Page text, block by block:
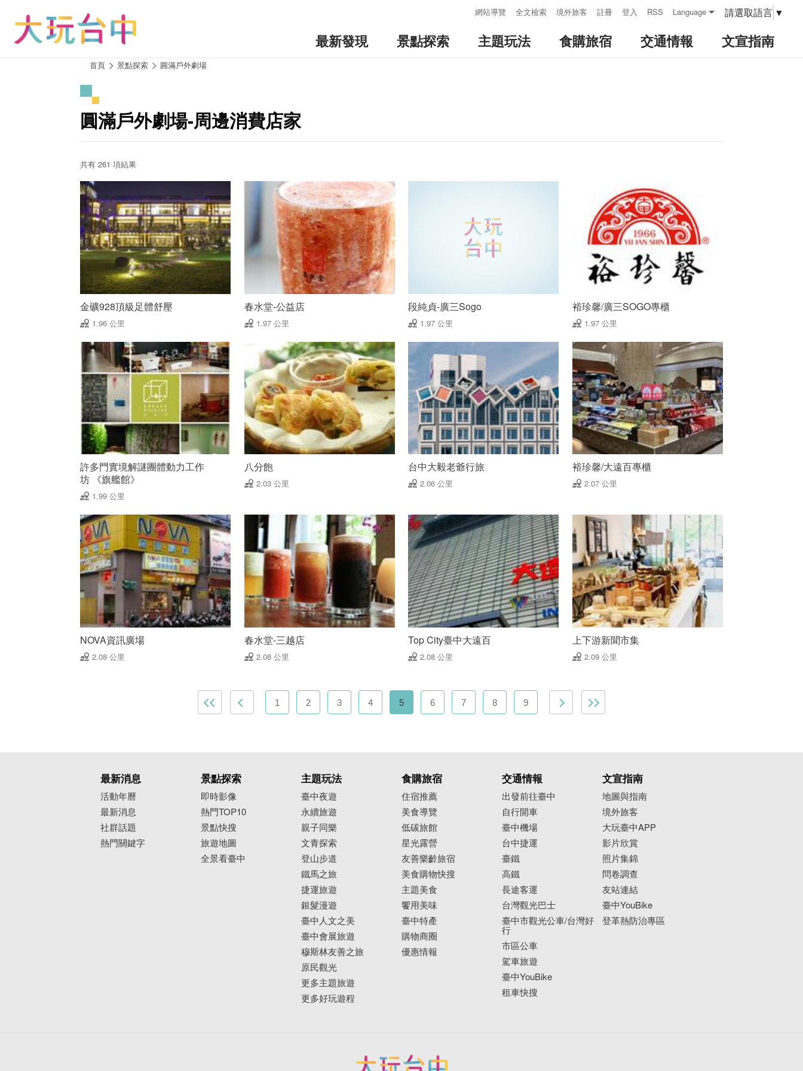
網站導覽 全文檢索 境外旅客 註冊 登入 RSS Language 請選取語言 ▼
最新發現 景點探索 主題玩法 食購旅宿 交通情報 文宣指南
首頁 景點探索 圓滿戶外劇場
圓滿戶外劇場-周邊消費店家
共有 261 項結果
金礦928頂級足體舒壓
1.96 公里
春水堂-公益店
1.97 公里
段純貞-廣三Sogo
1.97 公里
裕珍馨/廣三SOGO專櫃
1.97 公里
許多門實境解謎團體動力工作
坊 《旗艦館》
1.99 公里
八分飽
2.03 公里
台中大毅老爺行旅
2.06 公里
裕珍馨/大遠百專櫃
2.07 公里
NOVA資訊廣場
2.08 公里
春水堂-三越店
2.08 公里
Top City臺中大遠百
2.08 公里
上下游新聞市集
2.09 公里
1 2 3 4 5 6 7 8 9
最新消息
活動年曆
最新消息
社群話題
熱門關鍵字
景點探索
即時影像
熱門TOP10
景點快搜
旅遊地圖
全景看臺中
主題玩法
臺中夜遊
永續旅遊
親子同樂
文青探索
登山步道
鐵馬之旅
捷運旅遊
銀髮漫遊
臺中人文之美
臺中會展旅遊
穆斯林友善之旅
原民觀光
更多主題旅遊
更多好玩遊程
食購旅宿
住宿推薦
美食導覽
低碳旅館
星光露營
友善樂齡旅宿
美食購物快搜
主題美食
饗用美味
臺中特產
購物商圈
優惠情報
交通情報
出發前往臺中
自行開車
臺中機場
台中捷運
臺鐵
高鐵
長途客運
台灣觀光巴士
臺中市觀光公車/台灣好
行
市區公車
駕車旅遊
臺中YouBike
租車快搜
文宣指南
地圖與指南
境外旅客
大玩臺中APP
影片欣賞
照片集錦
問卷調查
友站連結
臺中YouBike
登革熱防治專區